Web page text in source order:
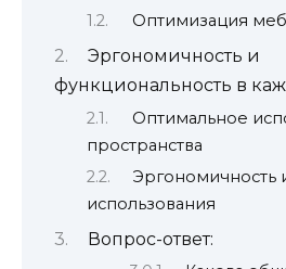
Оптимизация
Эргономичность и
функциональность в
Оптимальное
пространства
Эргономичность
использования
Вопрос-ответ: